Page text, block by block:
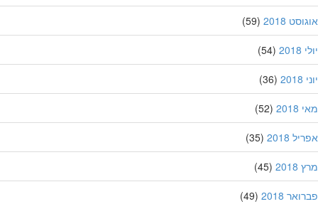
2018
(59)
(54)
(36)
(52)
2018
(35)
(45)
2018
(49)